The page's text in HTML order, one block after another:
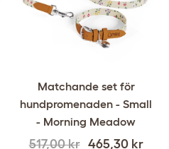
Matchande set för
hundpromenaden - Small
- Morning Meadow
517,00 kr 465,30 kr